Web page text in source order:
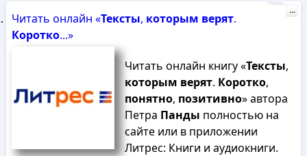
Читать онлайн «Тексты, которым верят.
Коротко...»
Читать онлайн книгу «Тексты,
которым верят. Коротко,
понятно, позитивно» автора
Петра Панды полностью на
сайте или в приложении
Литрес: Книги и аудиокниги.
Реклама
...